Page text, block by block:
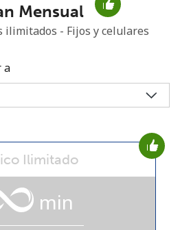
minúscula
recibir nuestras mejores
sitio web, estoy de acuerdo con
Mensual
ilimitados - Fijos y celulares
a
Ilimitado
min